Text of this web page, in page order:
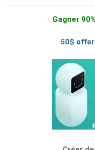
Gagner
50$